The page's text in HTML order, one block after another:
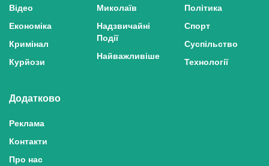
Відео
Економіка
Кримінал
Курйози
Миколаїв
Надзвичайні
Події
Найважливіше
Політика
Спорт
Суспільство
Технології
Додатково
Реклама
Контакти
Про нас